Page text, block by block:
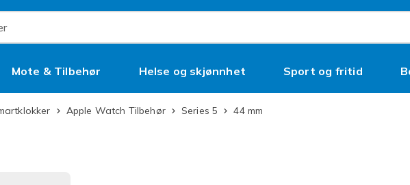
Mote & Tilbehør Helse og skjønnhet Sport og fritid
Apple Watch Tilbehør Series 5 44 mm